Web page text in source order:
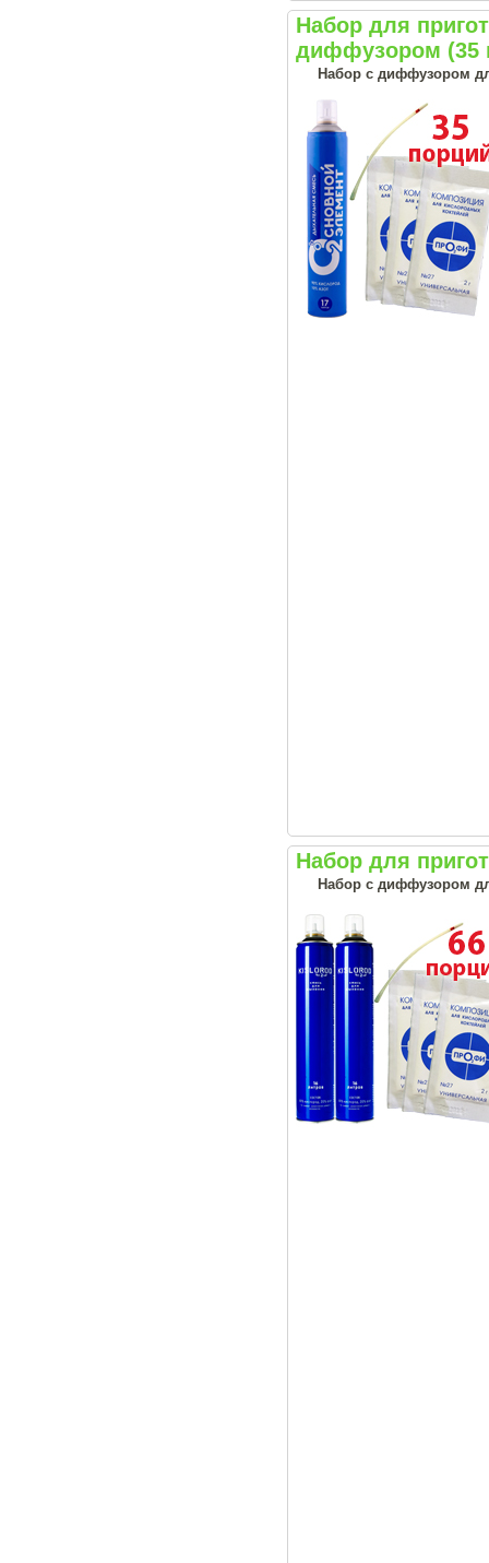
Набор для
диффузором (35
Набор с диффузором
Набор для
Набор с диффузором